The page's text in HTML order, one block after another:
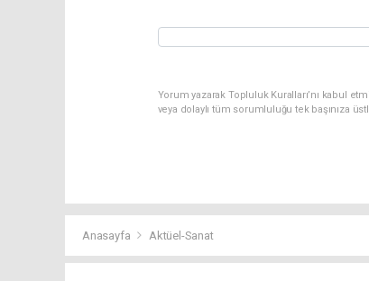
Yorum yazarak Topluluk Kuralları’nı kabul
veya dolaylı tüm sorumluluğu tek başınıza
Anasayfa Aktüel-Sanat